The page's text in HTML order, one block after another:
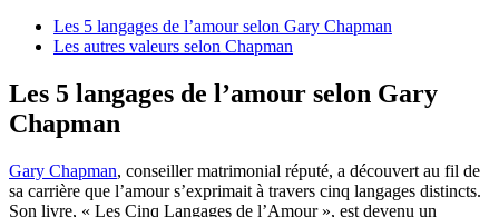
Les 5 langages de l’amour selon Gary Chapman
Les autres valeurs selon Chapman
Les 5 langages de l’amour selon Gary
Chapman
Gary Chapman, conseiller matrimonial réputé, a découvert au fil de
sa carrière que l’amour s’exprimait à travers cinq langages distincts.
Son livre, « Les Cinq Langages de l’Amour », est devenu un